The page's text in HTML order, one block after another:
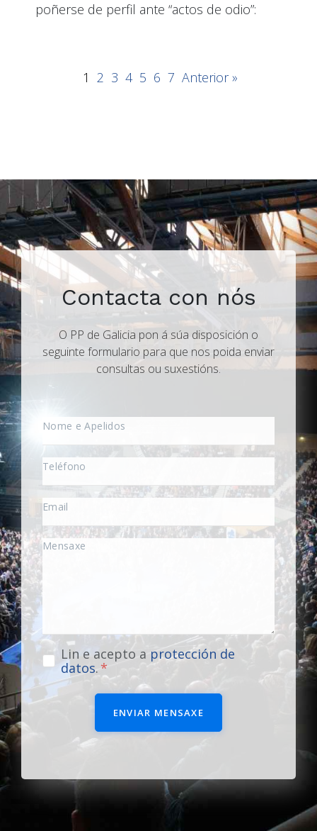
poñerse de perfil ante “actos de odio”:
1 2 3 4 5 6 7 Anterior »
Contacta con nós
O PP de Galicia pon á súa disposición o
seguinte formulario para que nos poida enviar
consultas ou suxestións.
Lin e acepto a protección de
datos.
ENVIAR MENSAXE